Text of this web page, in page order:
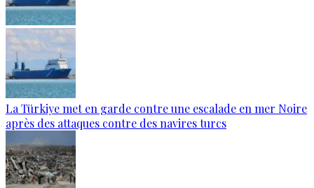
La Türkiye met en garde contre une escalade en mer Noire
après des attaques contre des navires turcs